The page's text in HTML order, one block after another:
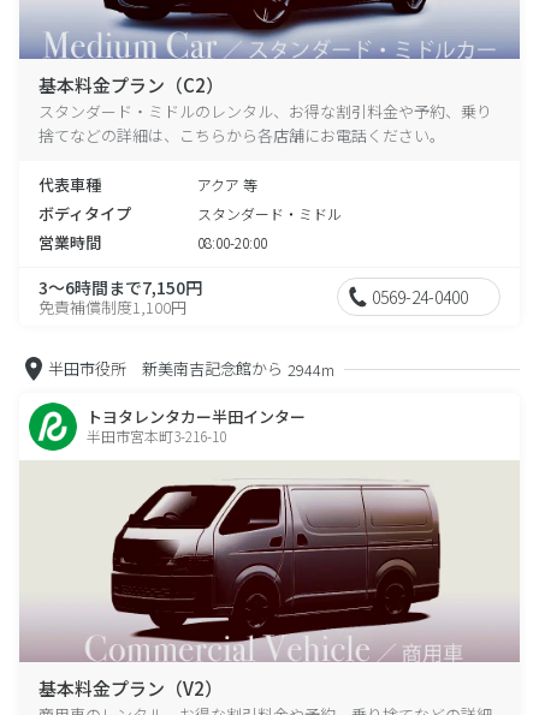
基本料金プラン（C2）
スタンダード・ミドルのレンタル、お得な割引料金や予約、乗り
捨てなどの詳細は、こちらから各店舗にお電話ください。
代表車種 アクア 等
ボディタイプ スタンダード・ミドル
営業時間 08:00-20:00
3～6時間まで7,150円
免責補償制度1,100円 0569-24-0400
半田市役所 新美南吉記念館から 2944m
トヨタレンタカー半田インター
半田市宮本町3-216-10
基本料金プラン（V2）